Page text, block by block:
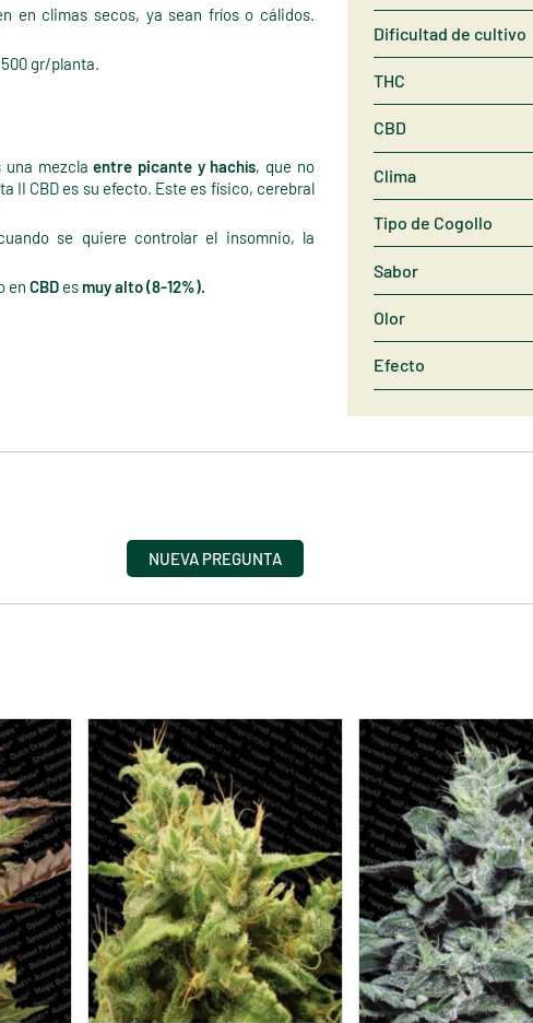
en climas secos, ya sean fríos o cálidos.
gr/planta.
una mezclaentre picante y hachís, que no
II CBD es su efecto. Este es físico, cerebral
se quiere controlar el insomnio, la
en CBD es muy alto (8-12%).
Dificultad de cultivo
THC
CBD
Clima
Tipo de Cogollo
Sabor
Olor
Efecto
NUEVA PREGUNTA